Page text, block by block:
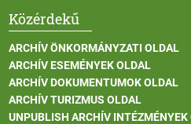
Közérdekű
ARCHÍV ÖNKORMÁNYZATI OLDAL
ARCHÍV ESEMÉNYEK OLDAL
ARCHÍV DOKUMENTUMOK OLDAL
ARCHÍV TURIZMUS OLDAL
UNPUBLISH ARCHÍV INTÉZMÉNYEK